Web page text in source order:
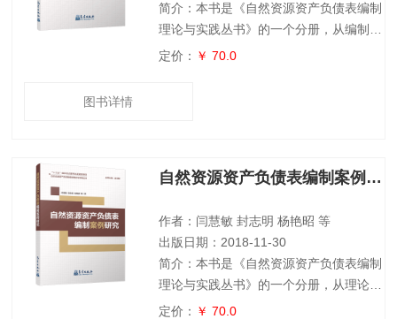
简介：本书是《自然资源资产负债表编制
理论与实践丛书》的一个分册，从编制原
型的角度出发，在阐述自然资源资产负债
和编制思路，并探索得出自然资源资产负
我国自然资源资产负债表编制的自然资源
核算体系提供有
定价： ￥ 70.0
图书详情
自然资源资产负债表编制案例研究
作者：闫慧敏 封志明 杨艳昭 等
出版日期：2018-11-30
简介：本书是《自然资源资产负债表编制
理论与实践丛书》的一个分册，从理论到
实际、从基础到应用、从分类到综合、从
定价： ￥ 70.0